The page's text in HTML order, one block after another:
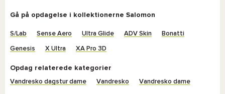
Gå på opdagelse i kollektionerne Salomon
S/Lab Sense Aero Ultra Glide ADV Skin Bonatti
Genesis X Ultra XA Pro 3D
Opdag relaterede kategorier
Vandresko dagstur dame Vandresko Vandresko dame